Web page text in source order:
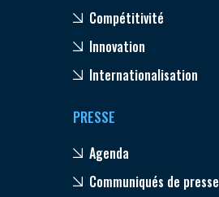
Compétitivité
Innovation
Internationalisation
PRESSE
Agenda
Communiqués de presse